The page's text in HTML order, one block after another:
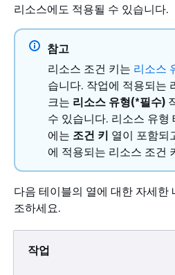
리소스에도 적용될 수 있습니다.
참고
리소스 조건 키는 리소스
습니다. 작업에 적용되는
크는 리소스 유형(*필수)
수 있습니다. 리소스 유형
에는 조건 키 열이 포함되
에 적용되는 리소스 조건
다음 테이블의 열에 대한 자세한
조하세요.
작업